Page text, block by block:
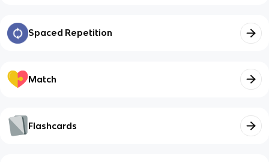
Spaced Repetition
Match
Flashcards